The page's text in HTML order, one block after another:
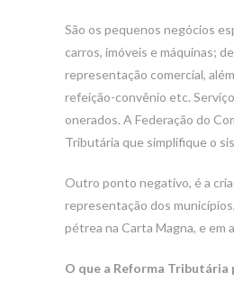
São os pequenos negócios
carros, imóveis e máquinas;
representação comercial,
refeição-convênio etc.
onerados. A Federação do
Tributária que simplifique o
Outro ponto negativo, é a
representação dos
pétrea na Carta Magna, e
O que a Reforma Tributária